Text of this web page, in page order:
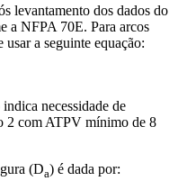
levantamento dos dados do
a NFPA 70E. Para arcos
a seguinte equação:
necessidade de
2 com ATPV mínimo de 8
(Da) é dada por: